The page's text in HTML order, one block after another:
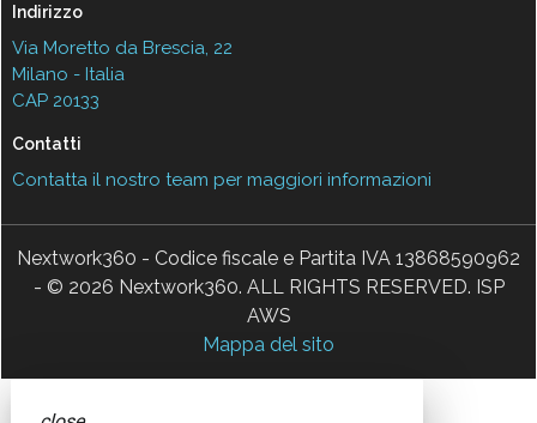
Indirizzo
Via Moretto da Brescia, 22
Milano - Italia
CAP 20133
Contatti
Contatta il nostro team per maggiori informazioni
Nextwork360 - Codice fiscale e Partita IVA 13868590962
- © 2026 Nextwork360. ALL RIGHTS RESERVED. ISP
AWS
Mappa del sito